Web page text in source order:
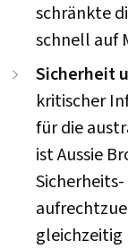
schränkte
schnell auf
Sicherheit
kritischer
für die
ist Aussie
gleichzeitig